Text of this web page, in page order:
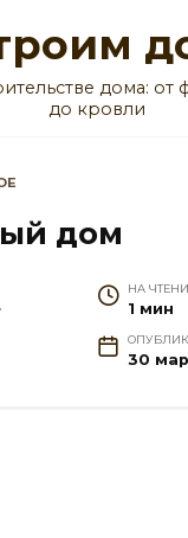
дома: от
до кровли
дом
НА
1 мин
30